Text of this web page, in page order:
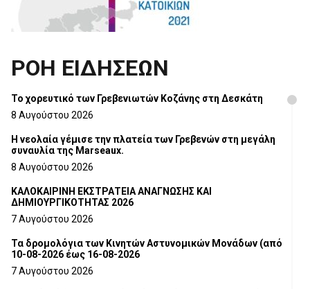
ΡΟΗ ΕΙΔΗΣΕΩΝ
Το χορευτικό των Γρεβενιωτών Κοζάνης στη Δεσκάτη
8 Αυγούστου 2026
Η νεολαία γέμισε την πλατεία των Γρεβενών στη μεγάλη
συναυλία της Marseaux.
8 Αυγούστου 2026
ΚΑΛΟΚΑΙΡΙΝΗ ΕΚΣΤΡΑΤΕΙΑ ΑΝΑΓΝΩΣΗΣ ΚΑΙ
ΔΗΜΙΟΥΡΓΙΚΟΤΗΤΑΣ 2026
7 Αυγούστου 2026
Τα δρομολόγια των Κινητών Αστυνομικών Μονάδων (από
10-08-2026 έως 16-08-2026
7 Αυγούστου 2026